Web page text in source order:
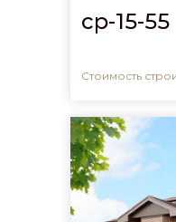
cp-15-55
Стоимость